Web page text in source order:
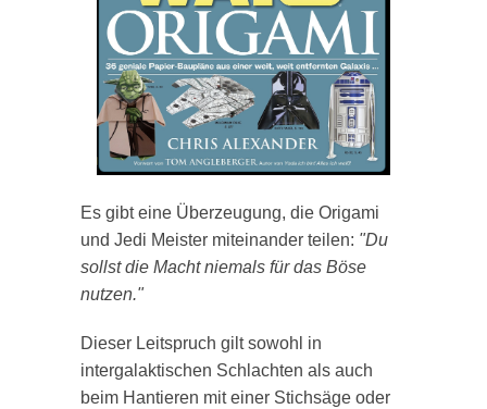
Es gibt eine Überzeugung, die Origami
und Jedi Meister miteinander teilen: "Du
sollst die Macht niemals für das Böse
nutzen."
Dieser Leitspruch gilt sowohl in
intergalaktischen Schlachten als auch
beim Hantieren mit einer Stichsäge oder